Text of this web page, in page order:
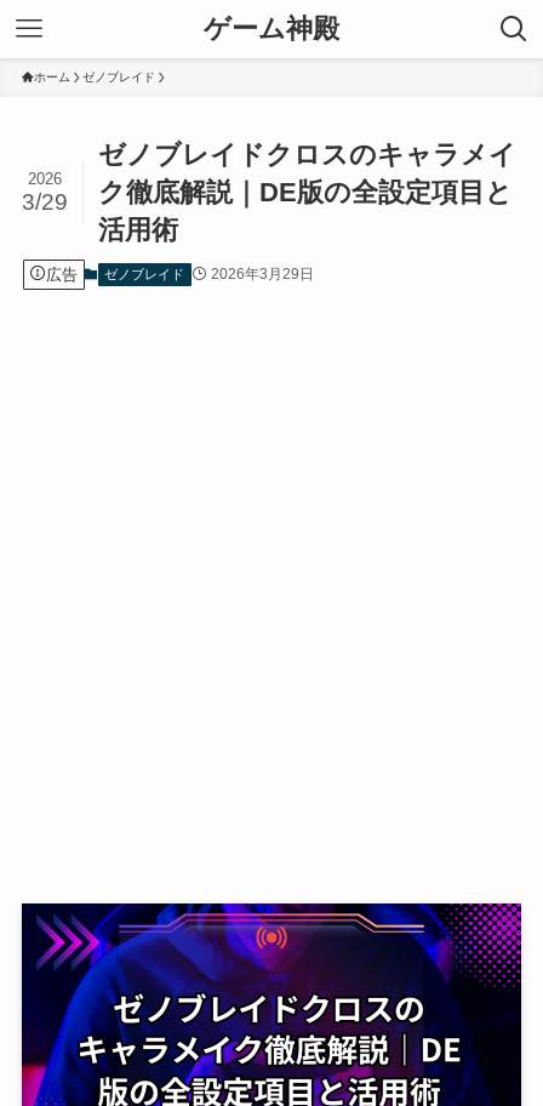
ゲーム神殿
ホーム ゼノブレイド
ゼノブレイドクロスのキャラメイ
ク徹底解説｜DE版の全設定項目と
活用術
2026
3/29
広告 ゼノブレイド 2026年3月29日